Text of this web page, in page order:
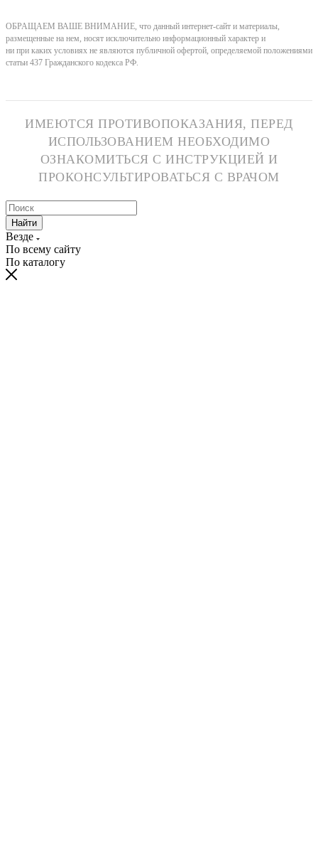
ОБРАЩАЕМ ВАШЕ ВНИМАНИЕ, что данный интернет-сайт и материалы,
размещенные на нем, носят исключительно информационный характер и
ни при каких условиях не являются публичной офертой, определяемой положениями
статьи 437 Гражданского кодекса РФ.
ИМЕЮТСЯ ПРОТИВОПОКАЗАНИЯ, ПЕРЕД
ИСПОЛЬЗОВАНИЕМ НЕОБХОДИМО
ОЗНАКОМИТЬСЯ С ИНСТРУКЦИЕЙ И
ПРОКОНСУЛЬТИРОВАТЬСЯ С ВРАЧОМ
Найти
Везде
По всему сайту
По каталогу